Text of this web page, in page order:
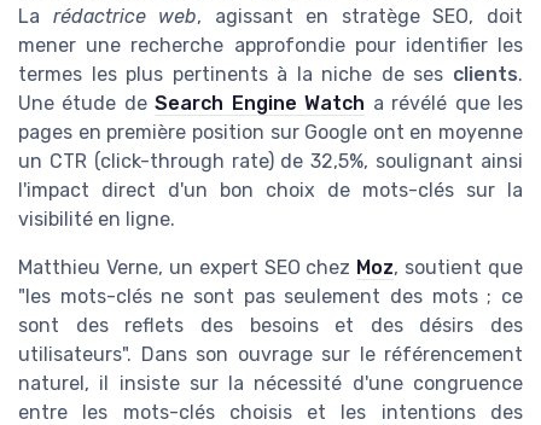
La rédactrice web, agissant en stratège SEO, doit
mener une recherche approfondie pour identifier les
termes les plus pertinents à la niche de ses clients.
Une étude deSearch Engine Watch a révélé que les
pages en première position sur Google ont en moyenne
un CTR (click-through rate) de 32,5%, soulignant ainsi
l'impact direct d'un bon choix de mots-clés sur la
visibilité en ligne.
Matthieu Verne, un expert SEO chez Moz, soutient que
"les mots-clés ne sont pas seulement des mots ; ce
sont des reflets des besoins et des désirs des
utilisateurs". Dans son ouvrage sur le référencement
naturel, il insiste sur la nécessité d'une congruence
entre les mots-clés choisis et les intentions des